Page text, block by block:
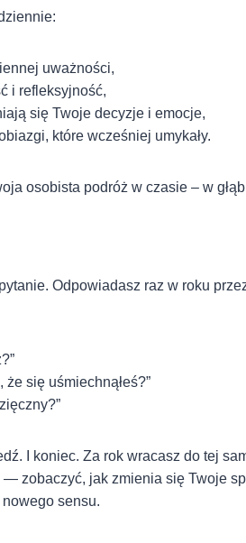
uważności,
i refleksyjność,
się Twoje decyzje i emocje,
które wcześniej umykały.
osobista podróż w czasie – w
Odpowiadasz raz w roku
że się uśmiechnąłeś?”
I koniec. Za rok wracasz do tej
zobaczyć, jak zmienia się Twoje
nowego sensu.